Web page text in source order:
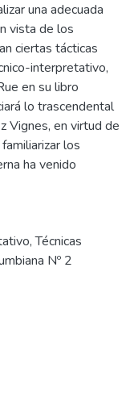
una adecuada
vista de los
ciertas tácticas
interpretativo,
en su libro
lo trascendental
Vignes, en virtud de
los
ha venido
,Técnicas
Nº 2